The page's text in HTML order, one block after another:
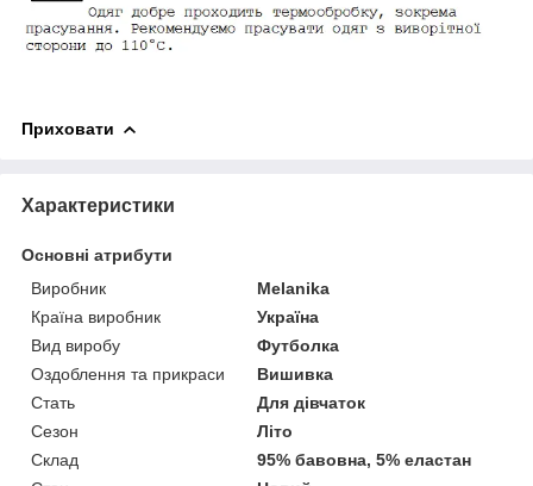
Приховати
Характеристики
Основні атрибути
Виробник
Melanika
Країна виробник
Україна
Вид виробу
Футболка
Оздоблення та прикраси
Вишивка
Стать
Для дівчаток
Сезон
Літо
Склад
95% бавовна, 5% еластан